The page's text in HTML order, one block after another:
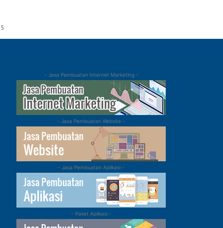
- Jasa Pembuatan Internet Marketing -
- Jasa Pembuatan Website -
- Jasa Pembuatan Aplikasi -
- Paket Aplikasi -